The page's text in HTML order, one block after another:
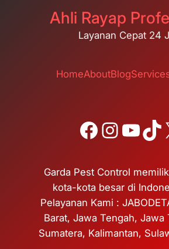
Ahli Rayap
Layanan Cepat 24
HomeAboutBlog
Facebook Instagram YouTube TikTok
Garda Pest Control
kota-kota besar di
Pelayanan Kami :
Barat, Jawa Tengah, Jawa
Sumatera, Kalimantan,